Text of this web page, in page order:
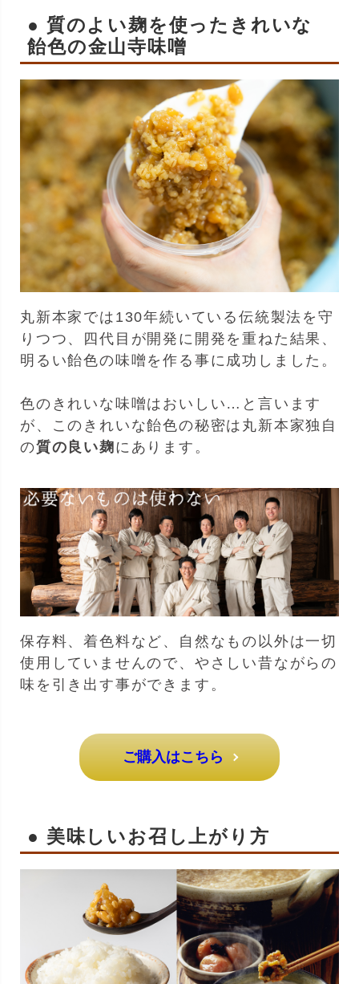
● 質のよい麹を使ったきれいな
飴色の金山寺味噌
丸新本家では130年続いている伝統製法を守
りつつ、四代目が開発に開発を重ねた結果、
明るい飴色の味噌を作る事に成功しました。
色のきれいな味噌はおいしい…と言います
が、このきれいな飴色の秘密は丸新本家独自
の質の良い麹 にあります。
保存料、着色料など、自然なもの以外は一切
使用していませんので、やさしい昔ながらの
味を引き出す事ができます。
ご購入はこちら
● 美味しいお召し上がり方